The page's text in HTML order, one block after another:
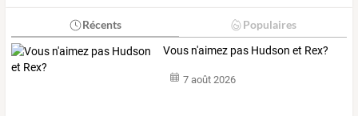
Récents Populaires
Vous n'aimez pas Hudson et Rex?
7 août 2026